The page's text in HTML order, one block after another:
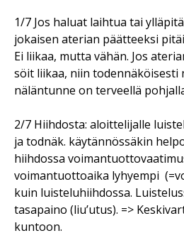
1/7 Jos haluat laihtua tai
jokaisen aterian päätteeksi
Ei liikaa, mutta vähän. Jos
söit liikaa, niin todennäköisesti
näläntunne on terveellä
2/7 Hiihdosta: aloittelijalle
ja todnäk. käytännössäkin
hiihdossa
voimantuottoaika lyhyempi
kuin luisteluhiihdossa.
tasapaino (liu’utus). =>
kuntoon.